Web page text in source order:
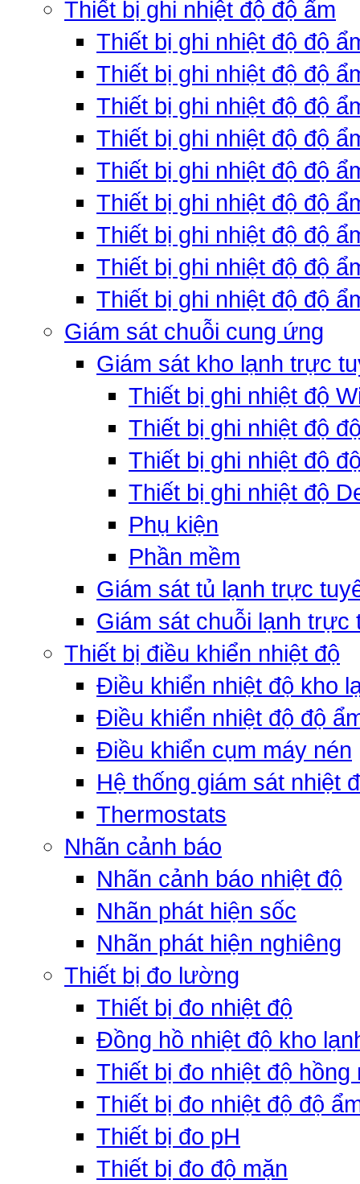
Thiết bị ghi nhiệt độ độ ẩm
Thiết bị ghi nhiệt độ độ
Thiết bị ghi nhiệt độ độ
Thiết bị ghi nhiệt độ độ
Thiết bị ghi nhiệt độ độ
Thiết bị ghi nhiệt độ độ
Thiết bị ghi nhiệt độ độ
Thiết bị ghi nhiệt độ độ
Thiết bị ghi nhiệt độ độ
Thiết bị ghi nhiệt độ độ
Giám sát chuỗi cung ứng
Giám sát kho lạnh trực
Thiết bị ghi nhiệt độ
Thiết bị ghi nhiệt độ
Thiết bị ghi nhiệt độ
Thiết bị ghi nhiệt độ
Phụ kiện
Phần mềm
Giám sát tủ lạnh trực
Giám sát chuỗi lạnh trực
Thiết bị điều khiển nhiệt độ
Điều khiển nhiệt độ kho
Điều khiển nhiệt độ độ
Điều khiển cụm máy nén
Hệ thống giám sát nhiệt
Thermostats
Nhãn cảnh báo
Nhãn cảnh báo nhiệt độ
Nhãn phát hiện sốc
Nhãn phát hiện nghiêng
Thiết bị đo lường
Thiết bị đo nhiệt độ
Đồng hồ nhiệt độ kho
Thiết bị đo nhiệt độ hồng
Thiết bị đo nhiệt độ độ
Thiết bị đo pH
Thiết bị đo độ mặn